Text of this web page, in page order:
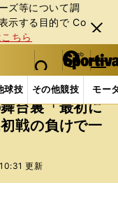
ズ等について調
⽰する⽬的で Co
ちら
閉じ
る
web Sportiva (webスポルティーバ)
検索
マイペ
ー
ジ
メニュ
球技 その他競技 モー
表 日本代表 巻
台裏「最初に
戦の負けで一
更新